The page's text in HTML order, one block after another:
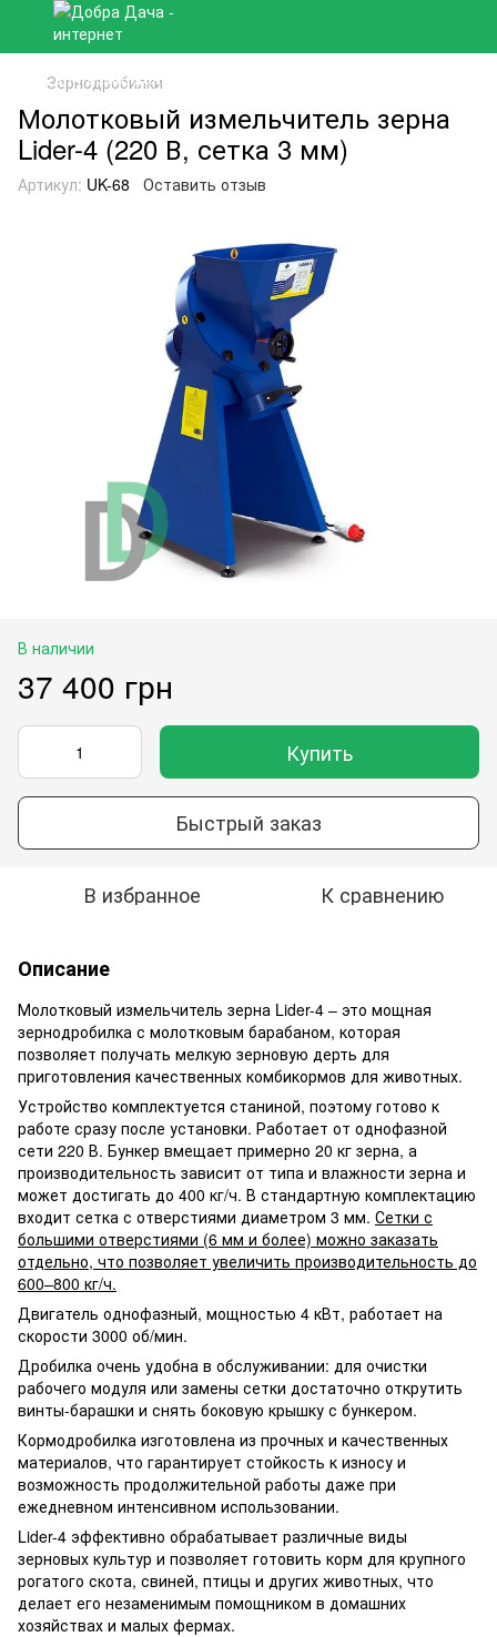
Зернодробилки
Молотковый измельчитель зерна
Lider-4 (220 В, сетка 3 мм)
Артикул: UK-68 Оставить отзыв
В наличии
37 400 грн
Купить
Быстрый заказ
В избранное К сравнению
Описание
Молотковый измельчитель зерна Lider-4 – это мощная
зернодробилка с молотковым барабаном, которая
позволяет получать мелкую зерновую дерть для
приготовления качественных комбикормов для животных.
Устройство комплектуется станиной, поэтому готово к
работе сразу после установки. Работает от однофазной
сети 220 В. Бункер вмещает примерно 20 кг зерна, а
производительность зависит от типа и влажности зерна и
может достигать до 400 кг/ч. В стандартную комплектацию
входит сетка с отверстиями диаметром 3 мм. Сетки с
большими отверстиями (6 мм и более) можно заказать
отдельно, что позволяет увеличить производительность до
600–800 кг/ч.
Двигатель однофазный, мощностью 4 кВт, работает на
скорости 3000 об/мин.
Дробилка очень удобна в обслуживании: для очистки
рабочего модуля или замены сетки достаточно открутить
винты-барашки и снять боковую крышку с бункером.
Кормодробилка изготовлена из прочных и качественных
материалов, что гарантирует стойкость к износу и
возможность продолжительной работы даже при
ежедневном интенсивном использовании.
Lider-4 эффективно обрабатывает различные виды
зерновых культур и позволяет готовить корм для крупного
рогатого скота, свиней, птицы и других животных, что
делает его незаменимым помощником в домашних
хозяйствах и малых фермах.